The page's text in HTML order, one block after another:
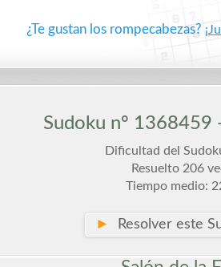
¿Te gustan los rompecabezas?
Sudoku nº 1368459
Dificultad del
Resuelto 206
Tiempo medio:
► Resolver este